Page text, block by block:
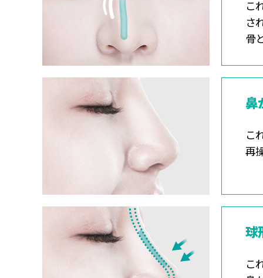
こ
さ
骨
鼻
こ
再
球
こ